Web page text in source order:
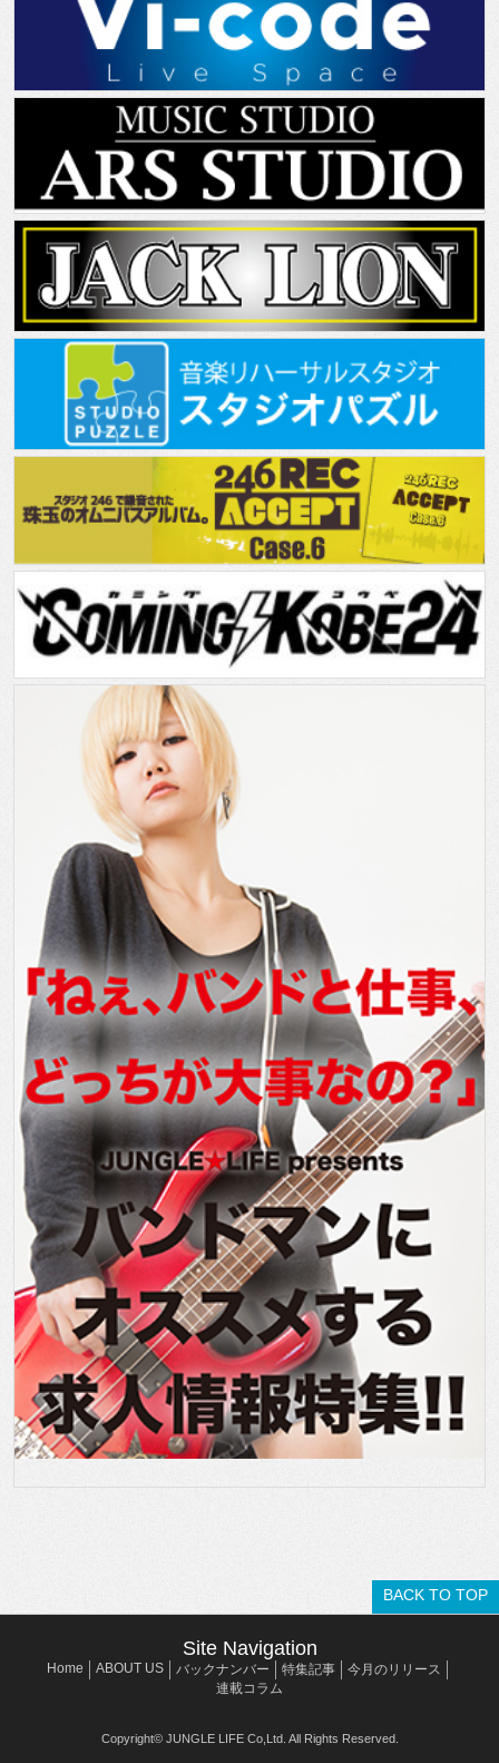
BACK TO TOP
Site Navigation
Home ABOUT US バックナンバー 特集記事
今月のリリース
連載コラム
Copyright© JUNGLE LIFE Co,Ltd. All Rights Reserved.